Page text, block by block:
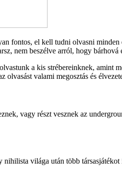
fontos, el kell tudni olvasni
nem beszélve arról, hogy bárhová
a kis strébereinknek, amint
valami megosztás és
vagy részt vesznek az
világa után több társasjátékot